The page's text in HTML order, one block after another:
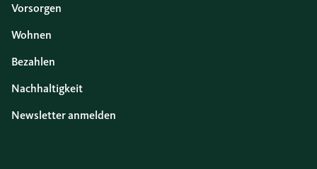
Vorsorgen
Wohnen
Bezahlen
Nachhaltigkeit
Newsletter anmelden